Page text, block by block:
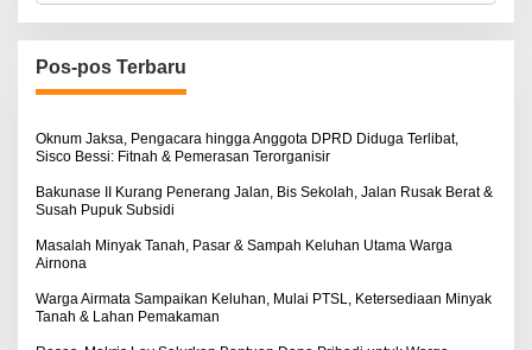
r
i
u
n
u
:
Pos-pos Terbaru
Oknum Jaksa, Pengacara hingga Anggota DPRD Diduga Terlibat,
Sisco Bessi: Fitnah & Pemerasan Terorganisir
Bakunase II Kurang Penerang Jalan, Bis Sekolah, Jalan Rusak Berat &
Susah Pupuk Subsidi
Masalah Minyak Tanah, Pasar & Sampah Keluhan Utama Warga
Airnona
Warga Airmata Sampaikan Keluhan, Mulai PTSL, Ketersediaan Minyak
Tanah & Lahan Pemakaman